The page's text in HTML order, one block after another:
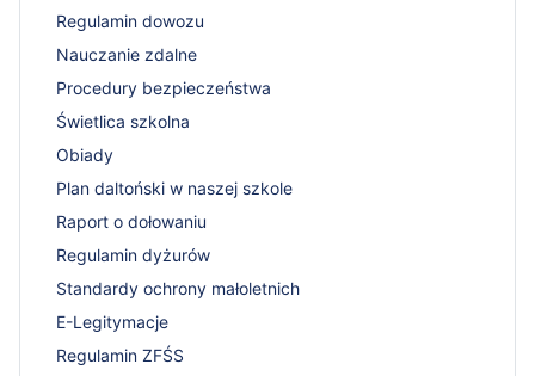
Regulamin dowozu
Nauczanie zdalne
Procedury bezpieczeństwa
Świetlica szkolna
Obiady
Plan daltoński w naszej szkole
Raport o dołowaniu
Regulamin dyżurów
Standardy ochrony małoletnich
E-Legitymacje
Regulamin ZFŚS